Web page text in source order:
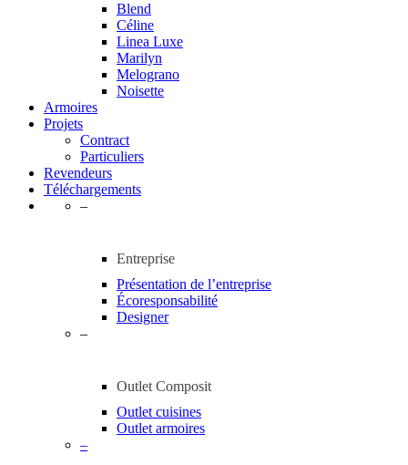
Blend
Céline
Linea Luxe
Marilyn
Melograno
Noisette
Armoires
Projets
Contract
Particuliers
Revendeurs
Téléchargements
–
Entreprise
Présentation de l’entreprise
Écoresponsabilité
Designer
–
Outlet Composit
Outlet cuisines
Outlet armoires
–